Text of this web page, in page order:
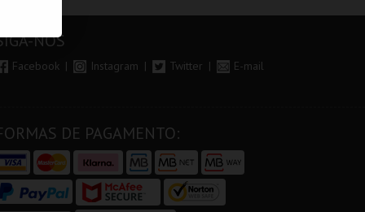
NOS
Facebook Instagram Twitter E-mail
DE PAGAMENTO: